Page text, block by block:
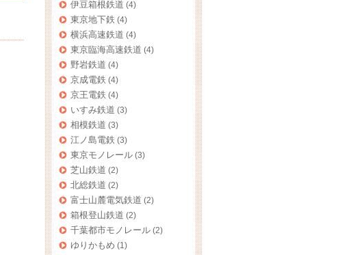
伊豆箱根鉄道 (4)
東京地下鉄 (4)
横浜高速鉄道 (4)
東京臨海高速鉄道 (4)
野岩鉄道 (4)
京成電鉄 (4)
京王電鉄 (4)
いすみ鉄道 (3)
相模鉄道 (3)
江ノ島電鉄 (3)
東京モノレール (3)
芝山鉄道 (2)
北総鉄道 (2)
富士山麓電気鉄道 (2)
箱根登山鉄道 (2)
千葉都市モノレール (2)
ゆりかもめ (1)